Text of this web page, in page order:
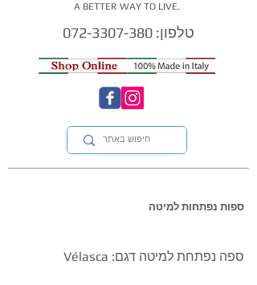
טלפון: 072-3307-380
A BETTER WAY TO LIVE.
ספות נפתחות למיטה
ספה נפתחת למיטה דגם: Vélasca